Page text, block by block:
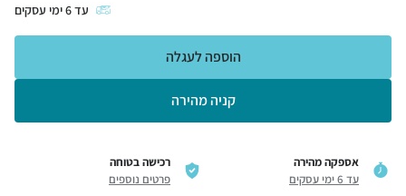
עד6ימי עסקים
קניה מהירה
הוספה לעגלה
אספקה מהירה
עד 6 ימי עסקים
רכישה בטוחה
פרטים נוספים